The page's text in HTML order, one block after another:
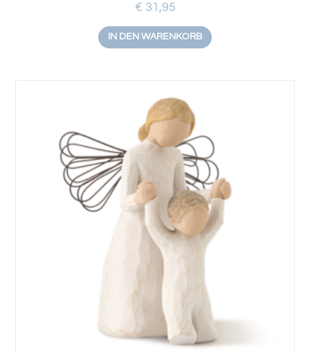
€ 31,95
IN DEN WARENKORB